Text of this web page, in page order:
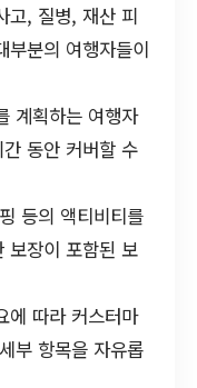
고, 질병, 재산 피
부분의 여행자들이
계획하는 여행자
동안 커버할 수
등의 액티비티를
보장이 포함된 보
에 따라 커스터마
부 항목을 자유롭